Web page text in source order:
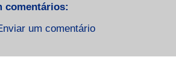
comentários:
um comentário